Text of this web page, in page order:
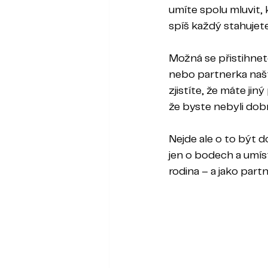
umíte spolu mluvit,
spíš každý
Možná se
nebo partnerka
zjistíte, že máte
že byste nebyli
Nejde ale o to být
jen o bodech a
rodina – a jako